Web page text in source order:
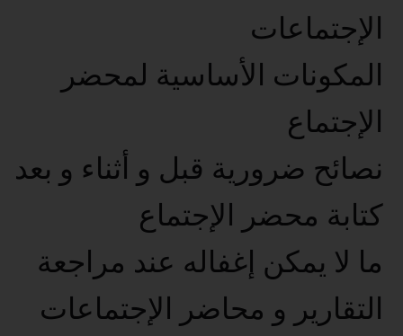
الإجتماعات
المكونات الأساسية لمحضر
الإجتماع
نصائح ضرورية قبل و أثناء و بعد
كتابة محضر الإجتماع
ما لا يمكن إغفاله عند مراجعة
التقارير و محاضر الإجتماعات